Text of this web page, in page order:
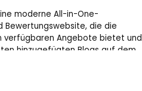
moderne All-in-One-
Bewertungswebsite, die die
verfügbaren Angebote bietet und
hinzugefügten Blogs auf dem